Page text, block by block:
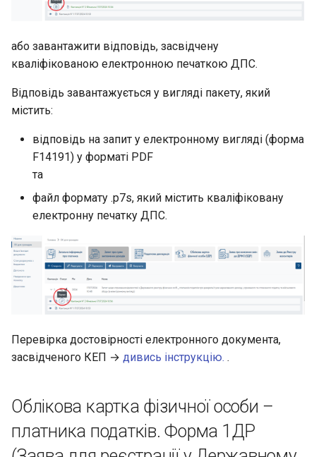
або завантажити відповідь, засвідчену
кваліфікованою електронною печаткою ДПС.
Відповідь завантажується у вигляді пакету, який
містить:
відповідь на запит у електронному вигляді (форма
F14191) у форматі PDF
та
файл формату .p7s, який містить кваліфіковану
електронну печатку ДПС.
Перевірка достовірності електронного документа,
засвідченого КЕП → дивись інструкцію. .
Облікова картка фізичної особи –
платника податків. Форма 1ДР